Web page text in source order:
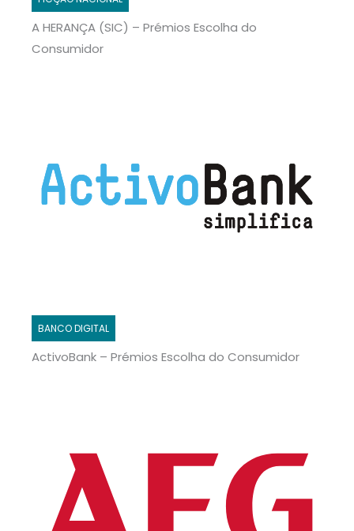
A HERANÇA (SIC) – Prémios Escolha do
Consumidor
BANCO DIGITAL
ActivoBank – Prémios Escolha do Consumidor